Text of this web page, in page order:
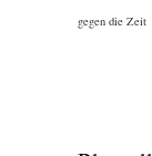
gegen die Zeit